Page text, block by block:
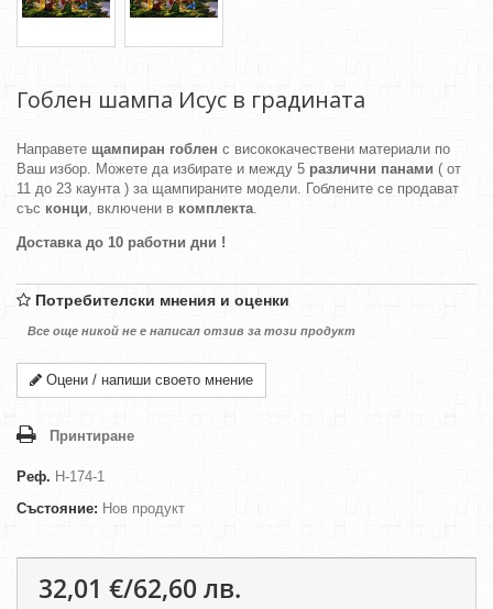
Гоблен шампа Исус в градината
Направете щампиран гоблен с висококачествени материали по
Ваш избор. Можете да избирате и между 5 различни панами ( от
11 до 23 каунта ) за щампираните модели. Гоблените се продават
със конци, включени в комплекта.
Доставка до 10 работни дни !
Потребителски мнения и оценки
Все още никой не е написал отзив за този продукт
Оцени / напиши своето мнение
Принтиране
Реф. H-174-1
Състояние: Нов продукт
32,01 €/62,60 лв.